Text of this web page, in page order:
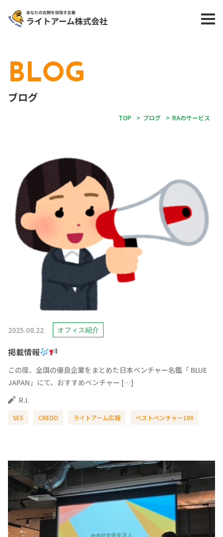
BLOG
ブログ
TOP > ブログ > RAのサービス
2025.08.22 オフィス紹介
掲載情報
この度、全国の優良企業をまとめた日本ベンチャー名鑑「 BLUE
JAPAN」にて、おすすめベンチャー […]
R.I.
SES CREDO ライトアーム広報 ベストベンチャー100